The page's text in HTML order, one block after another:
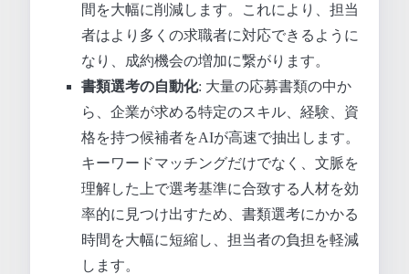
間を大幅に削減します。これにより、担当
者はより多くの求職者に対応できるように
なり、成約機会の増加に繋がります。
書類選考の自動化: 大量の応募書類の中か
ら、企業が求める特定のスキル、経験、資
格を持つ候補者をAIが高速で抽出します。
キーワードマッチングだけでなく、文脈を
理解した上で選考基準に合致する人材を効
率的に見つけ出すため、書類選考にかかる
時間を大幅に短縮し、担当者の負担を軽減
します。